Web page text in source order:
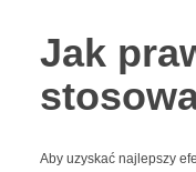
Jak
Aby uzyskać najlepszy